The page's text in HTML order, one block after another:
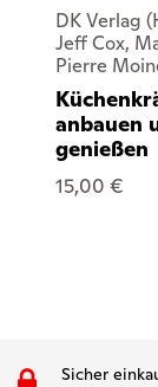
DK Verlag
Jeff Cox,
Pierre
anbauen
genießen
15,00 €
Sicher